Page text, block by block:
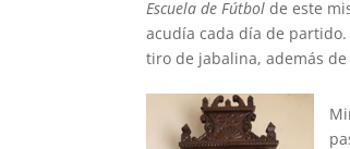
Escuela de Fútbol de este
acudía cada día de
tiro de jabalina, además